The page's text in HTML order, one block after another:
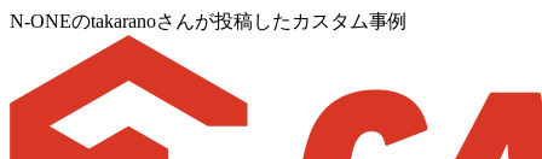
N-ONEのtakaranoさんが投稿したカスタム事例